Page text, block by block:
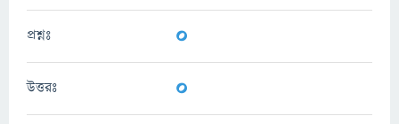
প্রশ্নঃ 0
উত্তরঃ 0